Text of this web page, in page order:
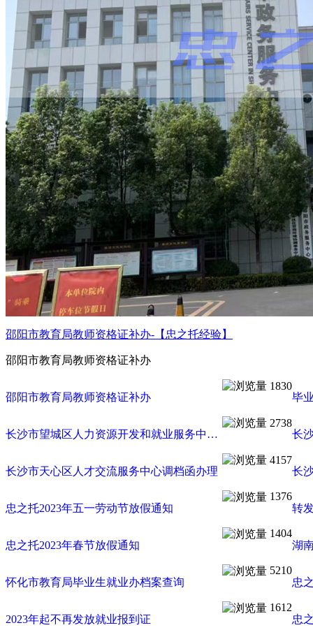
邵阳市教育局教师资格证补办-【忠之托经验】
邵阳市教育局教师资格证补办
邵阳市教育局教师资格证补办
1830
毕
长沙市望城区人力资源开发和就业服务中心调档函办理
2738
长
长沙市天心区人才交流服务中心调档函办理
4157
忠之托2023年五一劳动节放假通知
1376
忠之托2023年春节放假通知
1404
怀化市教育局毕业生就业办档案查询
5210
忠
2023年起不再发放就业报到证
1612
忠